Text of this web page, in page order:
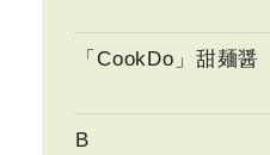
「CookDo」甜麺醤
B